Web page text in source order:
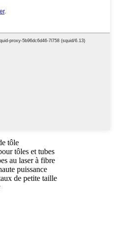
tôle
tôles et tubes
au laser à fibre
puissance
de petite taille